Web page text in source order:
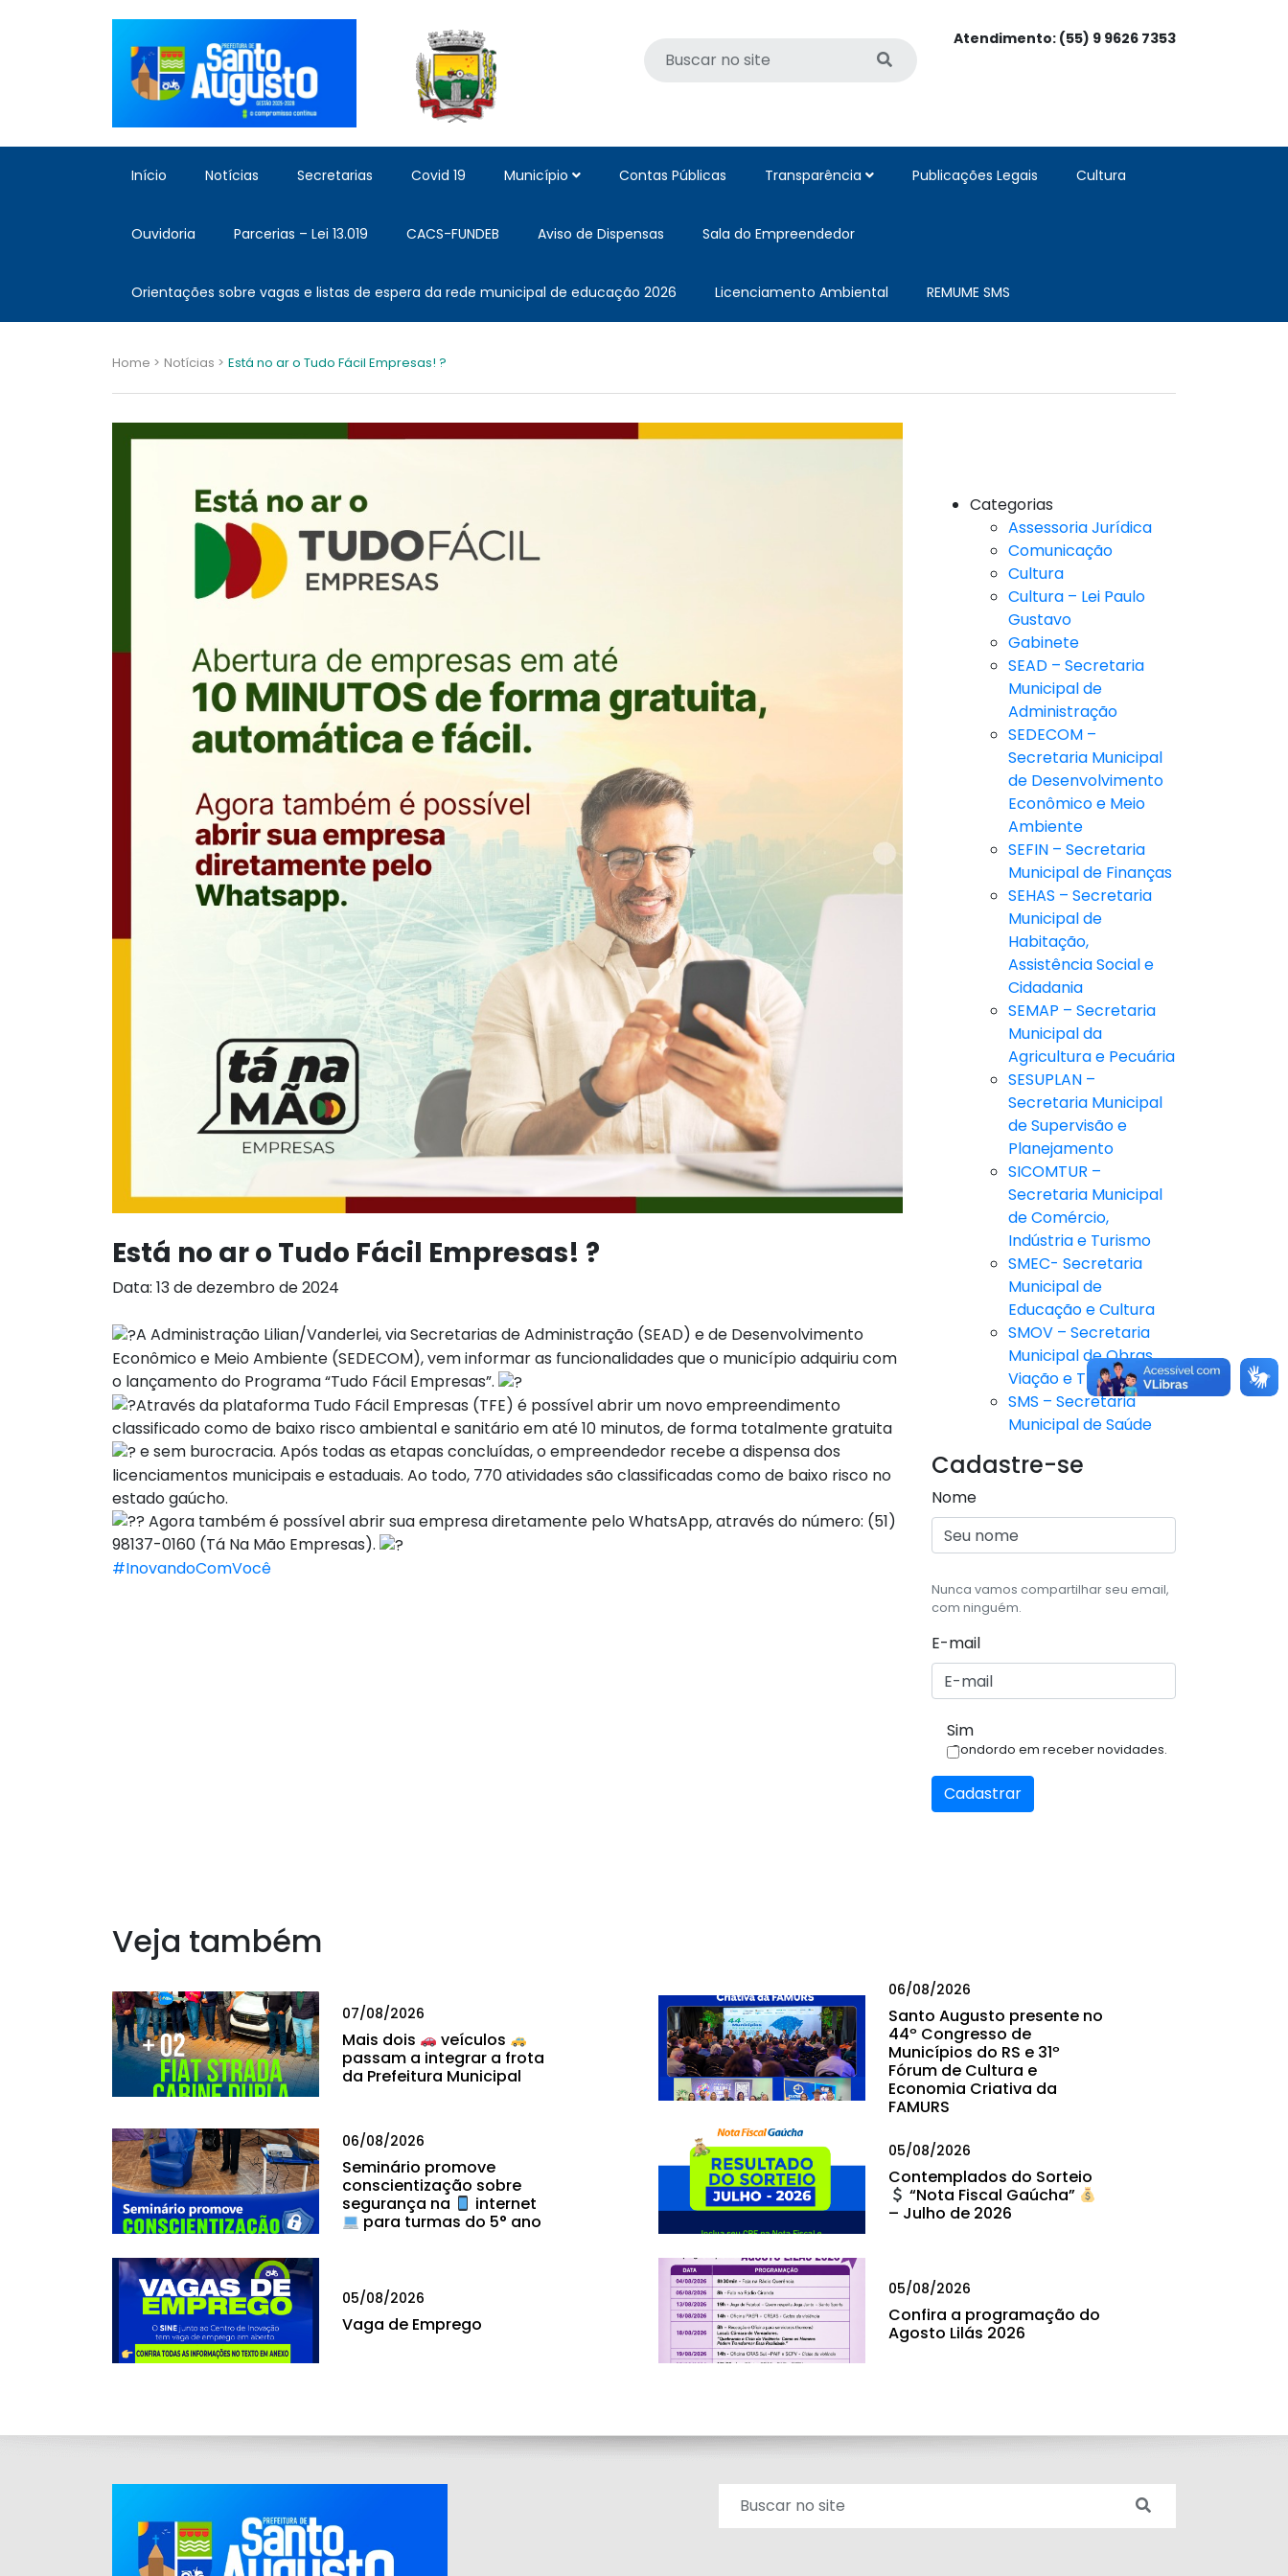
Atendimento: (55) 9 9626 7353
Início Notícias Secretarias Covid 19 Município Contas Públicas Transparência Publicações Legais Cultura
Ouvidoria Parcerias – Lei 13.019 CACS-FUNDEB Aviso de Dispensas Sala do Empreendedor
Orientações sobre vagas e listas de espera da rede municipal de educação 2026 Licenciamento Ambiental REMUME SMS
Home > Notícias > Está no ar o Tudo Fácil Empresas! ?
Está no ar o Tudo Fácil Empresas! ?
Data: 13 de dezembro de 2024
A Administração Lilian/Vanderlei, via Secretarias de Administração (SEAD) e de Desenvolvimento
Econômico e Meio Ambiente (SEDECOM), vem informar as funcionalidades que o município adquiriu com
o lançamento do Programa “Tudo Fácil Empresas”.
Através da plataforma Tudo Fácil Empresas (TFE) é possível abrir um novo empreendimento
classificado como de baixo risco ambiental e sanitário em até 10 minutos, de forma totalmente gratuita
e sem burocracia. Após todas as etapas concluídas, o empreendedor recebe a dispensa dos
licenciamentos municipais e estaduais. Ao todo, 770 atividades são classificadas como de baixo risco no
estado gaúcho.
Agora também é possível abrir sua empresa diretamente pelo WhatsApp, através do número: (51)
98137-0160 (Tá Na Mão Empresas).
#InovandoComVocê
Categorias
Assessoria Jurídica
Comunicação
Cultura
Cultura – Lei Paulo
Gustavo
Gabinete
SEAD – Secretaria
Municipal de
Administração
SEDECOM –
Secretaria Municipal
de Desenvolvimento
Econômico e Meio
Ambiente
SEFIN – Secretaria
Municipal de Finanças
SEHAS – Secretaria
Municipal de
Habitação,
Assistência Social e
Cidadania
SEMAP – Secretaria
Municipal da
Agricultura e Pecuária
SESUPLAN –
Secretaria Municipal
de Supervisão e
Planejamento
SICOMTUR –
Secretaria Municipal
de Comércio,
Indústria e Turismo
SMEC- Secretaria
Municipal de
Educação e Cultura
SMOV – Secretaria
Municipal de Obras,
Viação e Trânsito
SMS – Secretaria
Municipal de Saúde
Cadastre-se
Nome
Nunca vamos compartilhar seu email,
com ninguém.
E-mail
Sim
Condordo em receber novidades.
Cadastrar
Veja também
07/08/2026
Mais dois
veículos
passam a integrar a frota
da Prefeitura Municipal
06/08/2026
Santo Augusto presente no
44º Congresso de
Municípios do RS e 31º
Fórum de Cultura e
Economia Criativa da
FAMURS
06/08/2026
Seminário promove
conscientização sobre
segurança na
internet
para turmas do 5° ano
05/08/2026
Contemplados do Sorteio
“Nota Fiscal Gaúcha”
– Julho de 2026
05/08/2026
Vaga de Emprego
05/08/2026
Confira a programação do
Agosto Lilás 2026